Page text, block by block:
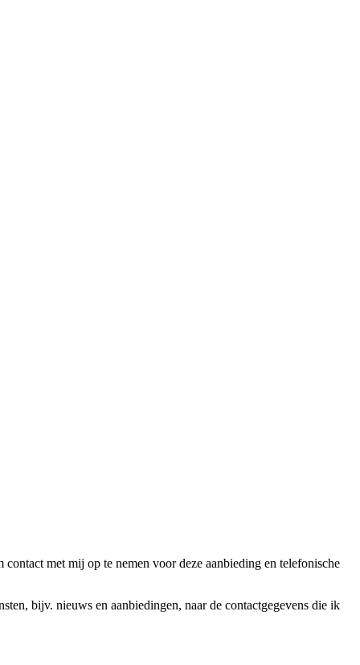
met mij op te nemen voor deze aanbieding en telefonische
bijv. nieuws en aanbiedingen, naar de contactgegevens die ik